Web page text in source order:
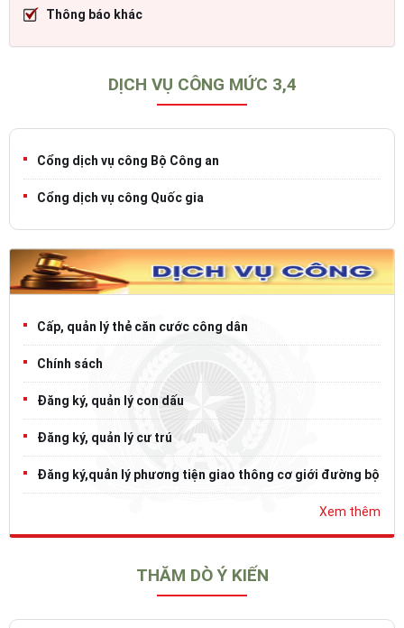
Thông báo khác
DỊCH VỤ CÔNG MỨC 3,4
Cổng dịch vụ công Bộ Công an
Cổng dịch vụ công Quốc gia
Cấp, quản lý thẻ căn cước công dân
Chính sách
Đăng ký, quản lý con dấu
Đăng ký, quản lý cư trú
Đăng ký,quản lý phương tiện giao thông cơ giới đường bộ
Xem thêm
THĂM DÒ Ý KIẾN